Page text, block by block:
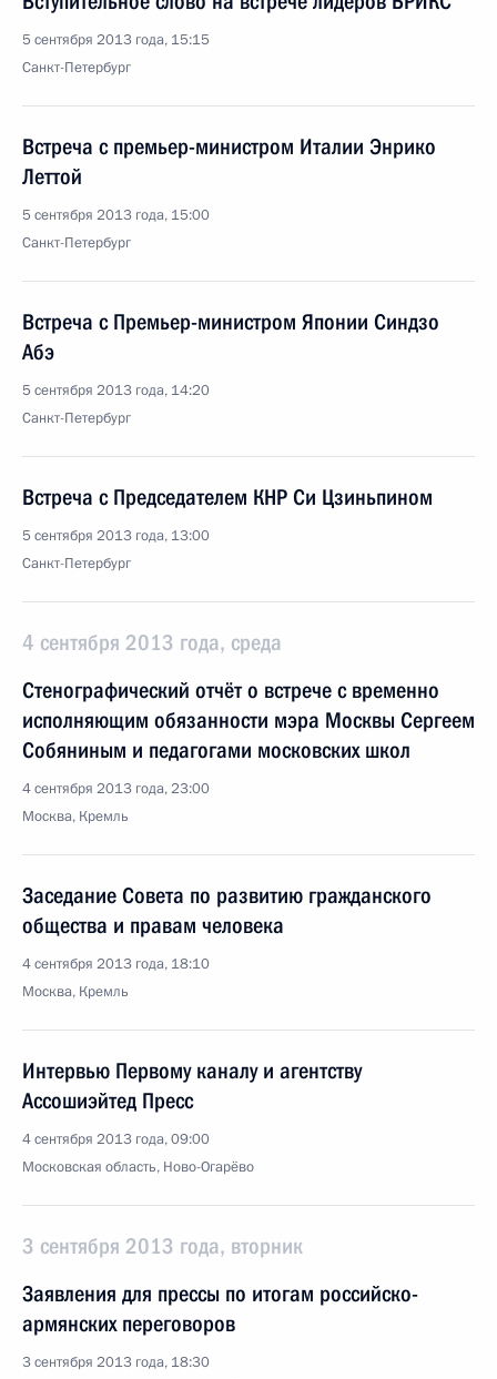
5 сентября 2013 года, 15:15
Санкт-Петербург
Встреча с премьер-министром Италии Энрико
Леттой
5 сентября 2013 года, 15:00
Санкт-Петербург
Встреча с Премьер-министром Японии Синдзо
Абэ
5 сентября 2013 года, 14:20
Санкт-Петербург
Встреча с Председателем КНР Си Цзиньпином
5 сентября 2013 года, 13:00
Санкт-Петербург
4 сентября 2013 года, среда
Стенографический отчёт о встрече с временно
исполняющим обязанности мэра Москвы Сергеем
Собяниным и педагогами московских школ
4 сентября 2013 года, 23:00
Москва, Кремль
Заседание Совета по развитию гражданского
общества и правам человека
4 сентября 2013 года, 18:10
Москва, Кремль
Интервью Первому каналу и агентству
Ассошиэйтед Пресс
4 сентября 2013 года, 09:00
Московская область, Ново-Огарёво
3 сентября 2013 года, вторник
Заявления для прессы по итогам российско-
армянских переговоров
3 сентября 2013 года, 18:30